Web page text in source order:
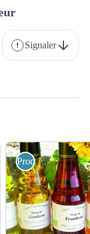
Signaler
Produits du terroir